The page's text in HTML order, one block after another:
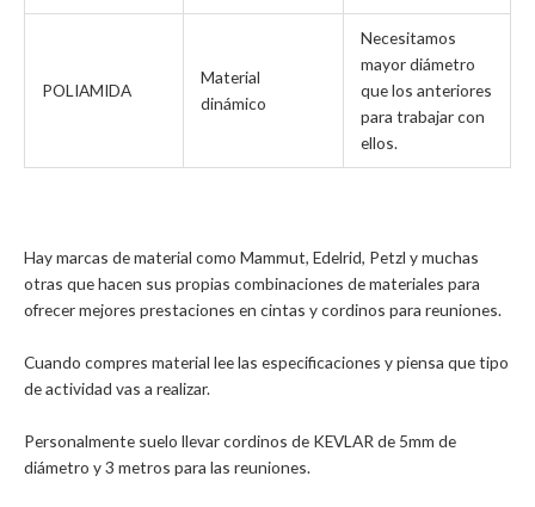
POLIAMIDA
Material
dinámico
Necesitamos
mayor diámetro
que los anteriores
para trabajar con
ellos.
Hay marcas de material como Mammut, Edelrid, Petzl y muchas
otras que hacen sus propias combinaciones de materiales para
ofrecer mejores prestaciones en cintas y cordinos para reuniones.
Cuando compres material lee las especificaciones y piensa que tipo
de actividad vas a realizar.
Personalmente suelo llevar cordinos de KEVLAR de 5mm de
diámetro y 3 metros para las reuniones.